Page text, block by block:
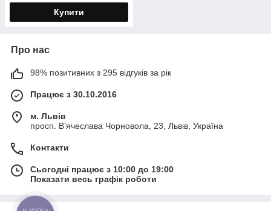
Купити
Про нас
98% позитивних з 295 відгуків за рік
Працює з 30.10.2016
м. Львів
просп. В’ячеслава Чорновола, 23, Львів, Україна
Контакти
Сьогодні працює з 10:00 до 19:00
Показати весь графік роботи